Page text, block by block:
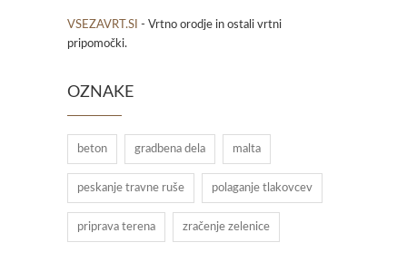
VSEZAVRT.SI - Vrtno orodje in ostali vrtni
pripomočki.
OZNAKE
beton gradbena dela malta
peskanje travne ruše polaganje tlakovcev
priprava terena zračenje zelenice